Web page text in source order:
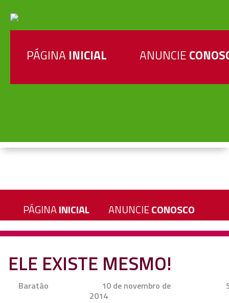
PÁGINA INICIAL ANUNCIE
PÁGINAINICIAL ANUNCIECONOSCO
ELE EXISTE MESMO!
Baratão
10 de novembro de
2014